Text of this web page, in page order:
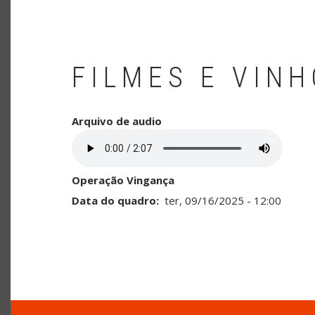
FILMES E
Arquivo de audio
Operação Vingança
Data do quadro
ter, 09/16/2025 - 12:00